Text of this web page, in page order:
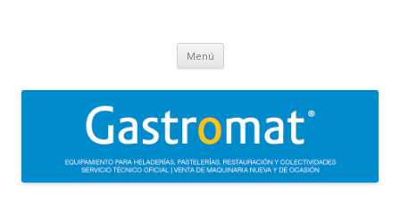
de maquinaria para heladerías, pastelerías, restauración y
Menú Saltar
contenido